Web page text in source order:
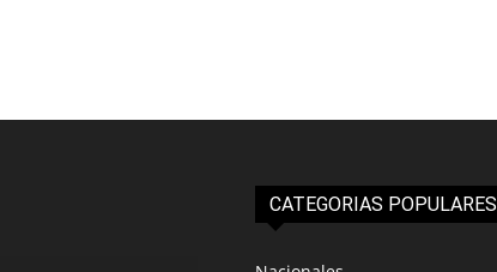
CATEGORIAS POPULARES